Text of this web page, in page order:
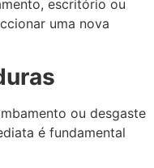
escritório ou
uma nova
ou desgaste
é fundamental